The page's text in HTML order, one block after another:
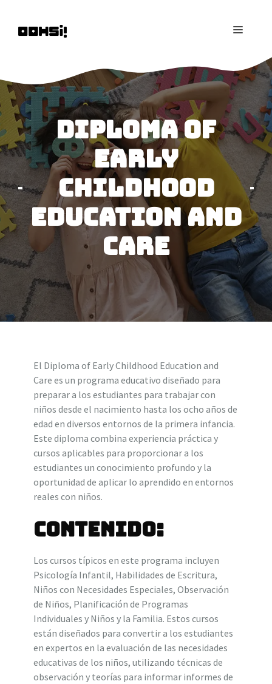
contenido
MENÚ
Diploma of
Early
Childhood
Education and
Care
El Diploma of Early Childhood Education and
Care es un programa educativo diseñado para
preparar a los estudiantes para trabajar con
niños desde el nacimiento hasta los ocho años de
edad en diversos entornos de la primera infancia.
Este diploma combina experiencia práctica y
cursos aplicables para proporcionar a los
estudiantes un conocimiento profundo y la
oportunidad de aplicar lo aprendido en entornos
reales con niños.
Contenido:
Los cursos típicos en este programa incluyen
Psicología Infantil, Habilidades de Escritura,
Niños con Necesidades Especiales, Observación
de Niños, Planificación de Programas
Individuales y Niños y la Familia. Estos cursos
están diseñados para convertir a los estudiantes
en expertos en la evaluación de las necesidades
educativas de los niños, utilizando técnicas de
observación y teorías para informar informes de